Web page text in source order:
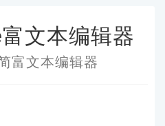
文本编辑器
富文本编辑器